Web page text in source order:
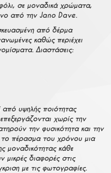
σε μοναδικά χρώματα,
από την Jano Dave.
από δέρμα
καθώς περιέχει
Διαστάσεις:
από υψηλής ποιότητας
χωρίς την
την φυσικότητα και την
πέρασμα του χρόνου μια
μοναδικότητας κάθε
διαφορές στις
με τις φωτογραφίες.